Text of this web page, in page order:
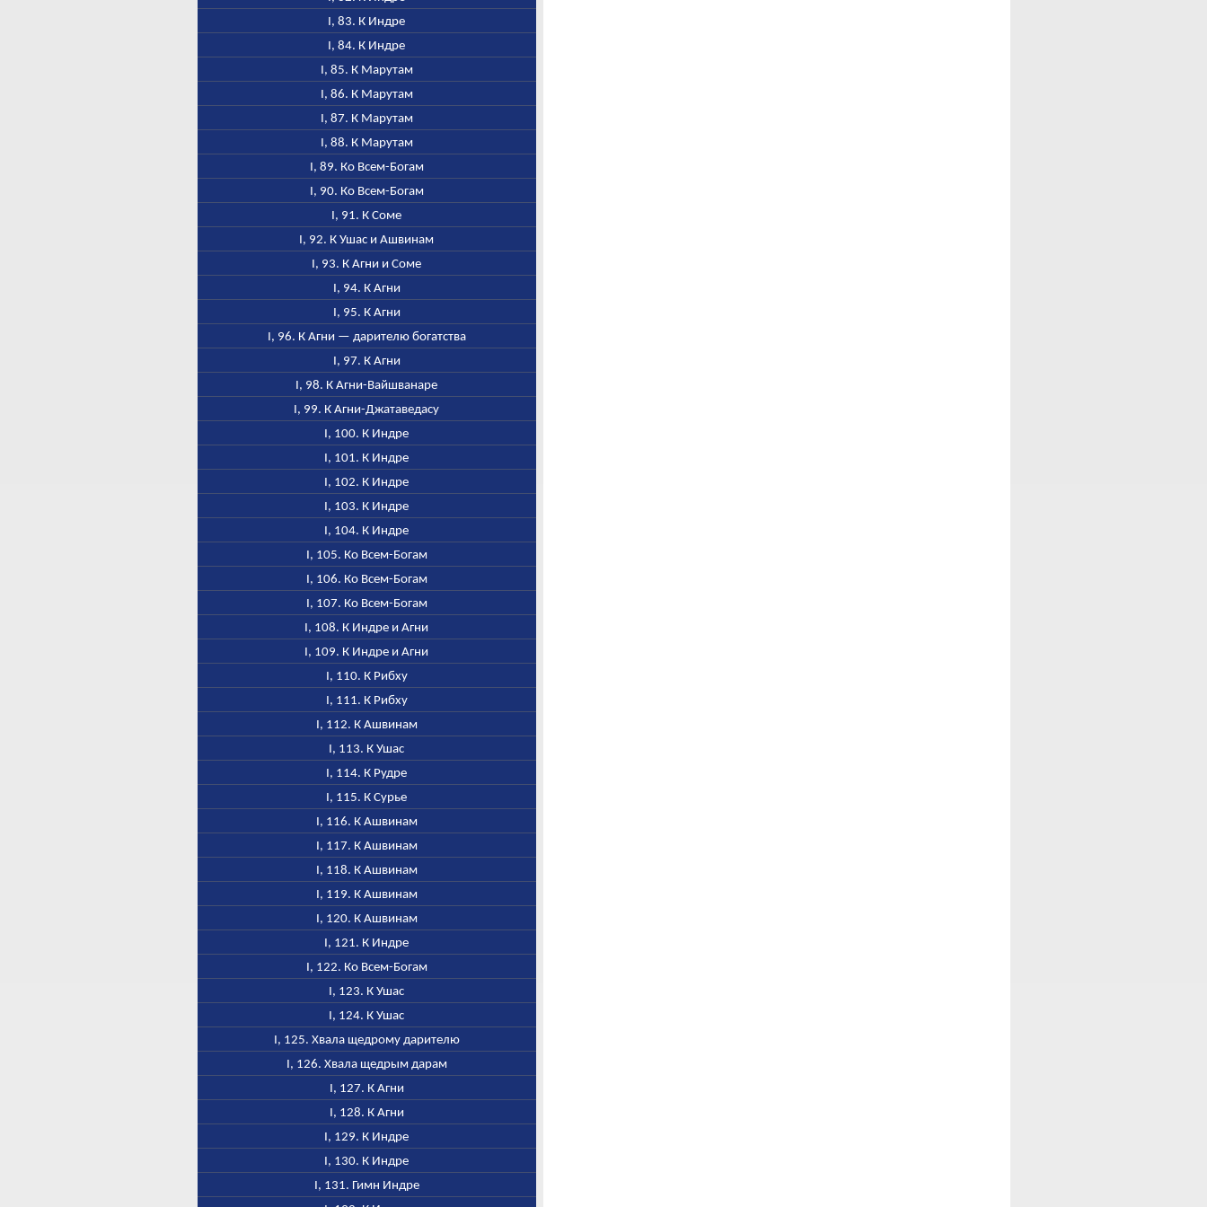
I, 83. К Индре
I, 84. К Индре
I, 85. К Марутам
I, 86. К Марутам
I, 87. К Марутам
I, 88. К Марутам
I, 89. Ко Всем-Богам
I, 90. Ко Всем-Богам
I, 91. К Соме
I, 92. К Ушас и Ашвинам
I, 93. К Агни и Соме
I, 94. К Агни
I, 95. К Агни
I, 96. К Агни — дарителю богатства
I, 97. К Агни
I, 98. К Агни-Вайшванаре
I, 99. К Агни-Джатаведасу
I, 100. К Индре
I, 101. К Индре
I, 102. К Индре
I, 103. К Индре
I, 104. К Индре
I, 105. Ко Всем-Богам
I, 106. Ко Всем-Богам
I, 107. Ко Всем-Богам
I, 108. К Индре и Агни
I, 109. К Индре и Агни
I, 110. К Рибху
I, 111. К Рибху
I, 112. К Ашвинам
I, 113. К Ушас
I, 114. К Рудре
I, 115. К Сурье
I, 116. К Ашвинам
I, 117. К Ашвинам
I, 118. К Ашвинам
I, 119. К Ашвинам
I, 120. К Ашвинам
I, 121. К Индре
I, 122. Ко Всем-Богам
I, 123. К Ушас
I, 124. К Ушас
I, 125. Хвала щедрому дарителю
I, 126. Хвала щедрым дарам
I, 127. К Агни
I, 128. К Агни
I, 129. К Индре
I, 130. К Индре
I, 131. Гимн Индре